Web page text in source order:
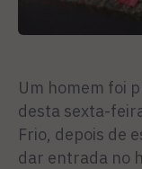
Um homem foi
desta sexta-
Frio, depois de
dar entrada no